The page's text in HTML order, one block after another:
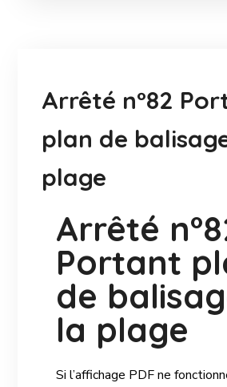
Arrêté n°82
plan de
plage
Arrêté
Portant
de
la plage
Si l’affichage PDF ne